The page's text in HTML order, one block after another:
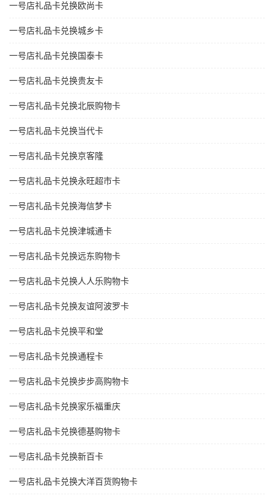
一号店礼品卡兑换欧尚卡
一号店礼品卡兑换城乡卡
一号店礼品卡兑换国泰卡
一号店礼品卡兑换贵友卡
一号店礼品卡兑换北辰购物卡
一号店礼品卡兑换当代卡
一号店礼品卡兑换京客隆
一号店礼品卡兑换永旺超市卡
一号店礼品卡兑换海信梦卡
一号店礼品卡兑换津城通卡
一号店礼品卡兑换远东购物卡
一号店礼品卡兑换人人乐购物卡
一号店礼品卡兑换友谊阿波罗卡
一号店礼品卡兑换平和堂
一号店礼品卡兑换通程卡
一号店礼品卡兑换步步高购物卡
一号店礼品卡兑换家乐福重庆
一号店礼品卡兑换德基购物卡
一号店礼品卡兑换新百卡
一号店礼品卡兑换大洋百货购物卡